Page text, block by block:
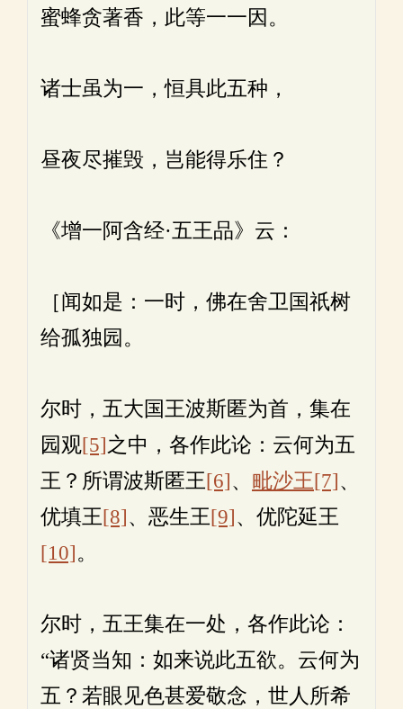
蜜蜂贪著香，此等一一因。
诸士虽为一，恒具此五种，
昼夜尽摧毁，岂能得乐住？
《增一阿含经·五王品》云：
［闻如是：一时，佛在舍卫国祇树
给孤独园。
尔时，五大国王波斯匿为首，集在
园观[5]之中，各作此论：云何为五
王？所谓波斯匿王[6]、 毗沙王[7]、
优填王[8]、恶生王[9]、优陀延王
[10]。
尔时，五王集在一处，各作此论：
“诸贤当知：如来说此五欲。云何为
五？若眼见色甚爱敬念，世人所希